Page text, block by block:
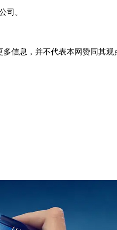
司。
信息，并不代表本网赞同其